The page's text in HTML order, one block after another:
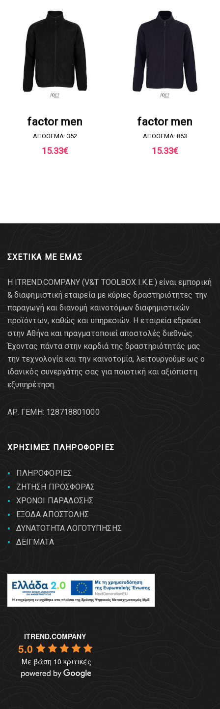
factor men
ΑΠΟΘΕΜΑ: 352
15.33€
factor men
ΑΠΟΘΕΜΑ: 863
15.33€
ΣΧΕΤΙΚΑ ΜΕ ΕΜΑΣ
Η ITREND.COMPANY (V&T TOOLBOX Ι.Κ.Ε.) είναι εμπορική
& διαφημιστική εταιρεία με κύριες δραστηριότητες την
παραγωγή και διανομή καινοτόμων διαφημιστικών
προϊόντων, καθώς και υπηρεσιών. Η εταιρεία εδρεύει
στην Αθήνα και πραγματοποιεί αποστολές διεθνώς.
Έχοντας πάντα στην καρδιά της δραστηριότητάς μας
την τεχνολογία και την καινοτομία, λειτουργούμε ως ο
ιδανικός συνεργάτης σας για ποιοτική και αξιόπιστη
εξυπηρέτηση.
AΡ. ΓΕΜΗ: 128718801000
ΧΡΗΣΙΜΕΣ ΠΛΗΡΟΦΟΡΙΕΣ
ΠΛΗΡΟΦΟΡΙΕΣ
ΖΗΤΗΣΗ ΠΡΟΣΦΟΡΑΣ
ΧΡΟΝΟΙ ΠΑΡΑΔΟΣΗΣ
ΕΞΟΔΑ ΑΠΟΣΤΟΛΗΣ
ΔΥΝΑΤΟΤΗΤΑ ΛΟΓΟΤΥΠΗΣΗΣ
ΔΕΙΓΜΑΤΑ
ITREND.COMPANY
5.0
Με βάση 10 κριτικές